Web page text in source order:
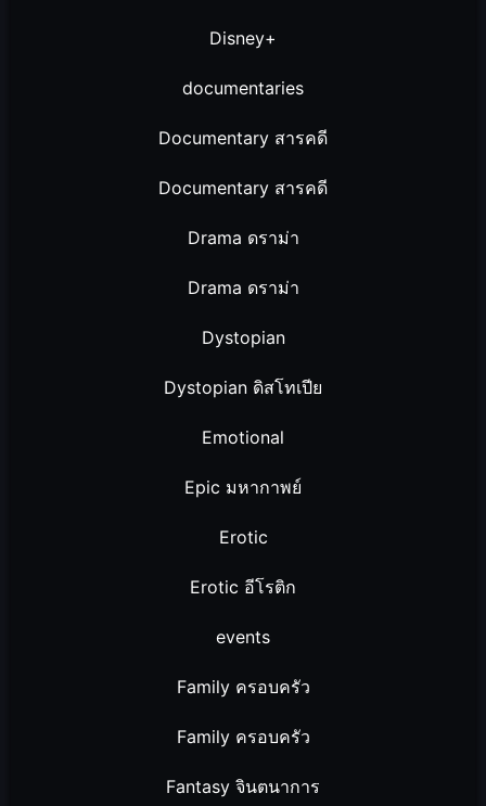
Disney+
documentaries
Documentary สารคดี
Documentary สารคดี
Drama ดราม่า
Drama ดราม่า
Dystopian
Dystopian ดิสโทเปีย
Emotional
Epic มหากาพย์
Erotic
Erotic อีโรติก
events
Family ครอบครัว
Family ครอบครัว
Fantasy จินตนาการ